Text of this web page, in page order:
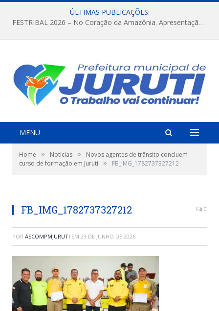
ÚLTIMAS PUBLICAÇÕES:
FESTRIBAL 2026 – No Coração da Amazônia. Apresentação da Munduruku.
MENU
Home » Notícias »
Novos agentes de trânsito concluem
curso de formação em Juruti
» FB_IMG_1782737327212
FB_IMG_1782737327212 0
POR ASCOMPMJURUTI EM 29 DE JUNHO DE 2026